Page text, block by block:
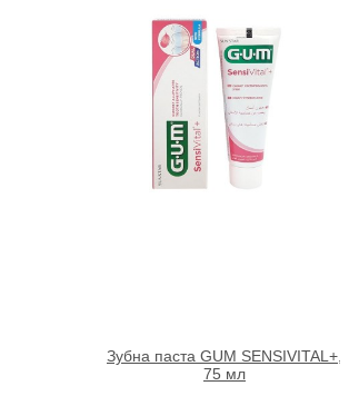
Зубна паста GUM SENSIVITAL+,
75 мл